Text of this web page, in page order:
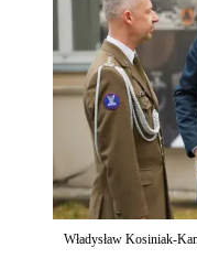
Władysław Kosiniak-